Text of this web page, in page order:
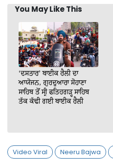
You May Like This
‘ਦਸਤਾਰ’ ਬਾਈਕ ਰੈਲੀ ਦਾ
ਆਯੋਜਨ, ਗੁਰਦੁਆਰਾ ਸੋਹਾਣਾ
ਸਾਹਿਬ ਤੋਂ ਸ੍ਰੀ ਫਤਿਹਗੜ੍ਹ ਸਾਹਿਬ
ਤੱਕ ਕੱਢੀ ਗਈ ਬਾਈਕ ਰੈਲੀ
Video Viral Neeru Bajwa